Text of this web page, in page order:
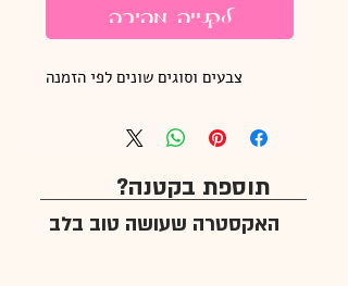
לקנייה מהירה
צבעים וסוגים שונים לפי הזמנה
תוספת בקטנה?
האקסטרה שעושה טוב בלב